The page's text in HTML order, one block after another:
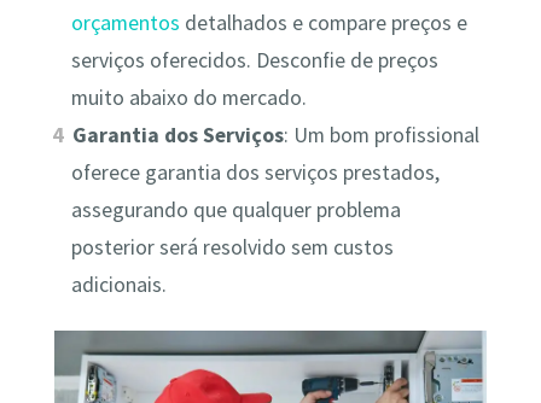
orçamentos detalhados e compare preços e
serviços oferecidos. Desconfie de preços
muito abaixo do mercado.
Garantia dos Serviços: Um bom profissional
oferece garantia dos serviços prestados,
assegurando que qualquer problema
posterior será resolvido sem custos
adicionais.